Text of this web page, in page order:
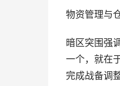
物资管理与
暗区突围强
一个，就在
完成战备调